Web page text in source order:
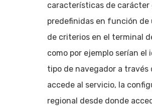
características de carácter
predefinidas en función de
de criterios en el terminal
como por ejemplo serían el
tipo de navegador a través
accede al servicio, la
regional desde donde